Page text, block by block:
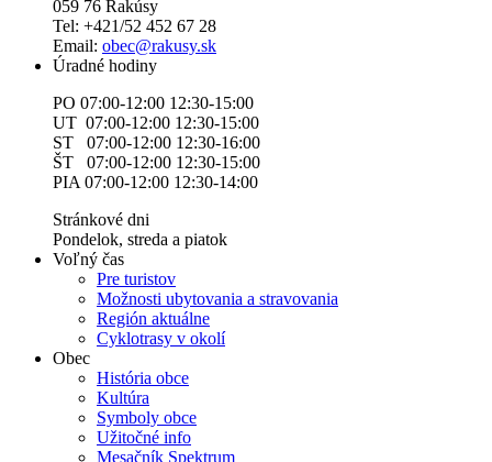
059 76 Rakúsy
Tel: +421/52 452 67 28
Email: obec@rakusy.sk
Úradné hodiny
PO 07:00-12:00 12:30-15:00
UT 07:00-12:00 12:30-15:00
ST 07:00-12:00 12:30-16:00
ŠT 07:00-12:00 12:30-15:00
PIA 07:00-12:00 12:30-14:00
Stránkové dni
Pondelok, streda a piatok
Voľný čas
Pre turistov
Možnosti ubytovania a stravovania
Región aktuálne
Cyklotrasy v okolí
Obec
História obce
Kultúra
Symboly obce
Užitočné info
Mesačník Spektrum